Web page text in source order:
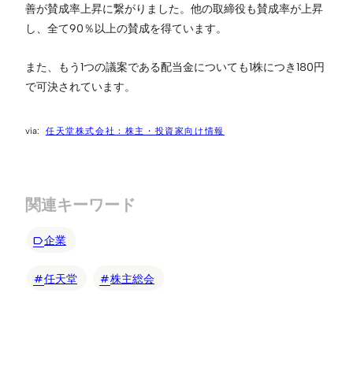
善が賛成率上昇に繋がりました。他の取締役も賛成率が上昇
し、全て90％以上の賛成を得ています。
また、もう1つの議案である配当金についても1株につき180円
で可決されています。
任天堂株式会社：株主・投資家向け情報
関連キーワード
企業
任天堂 株主総会